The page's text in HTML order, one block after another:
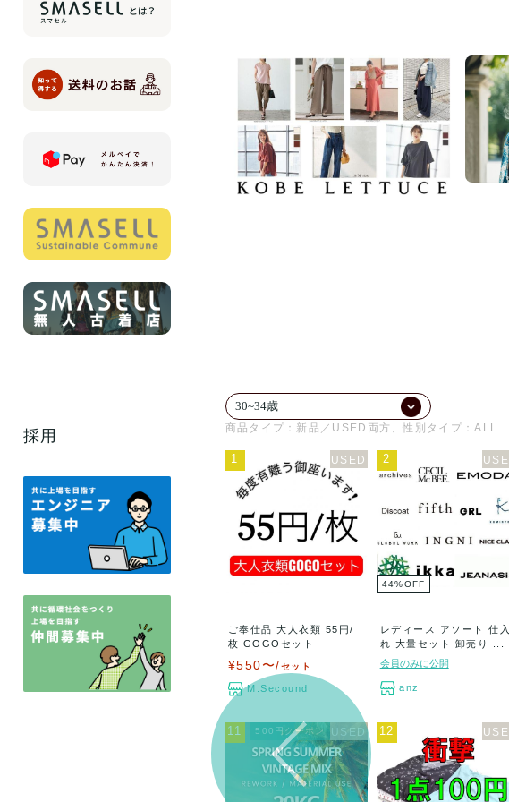
採用 商品タイプ：新品／USED両方、性別タイプ：ALL
1
ご奉仕品 大人衣類 55円/
枚 GOGOセット
¥550〜/セット
M.Secound
2
44%OFF
レディース アソート 仕入
れ 大量セット 卸売り ...
会員のみに公開
anz
11 500円クーポン 12